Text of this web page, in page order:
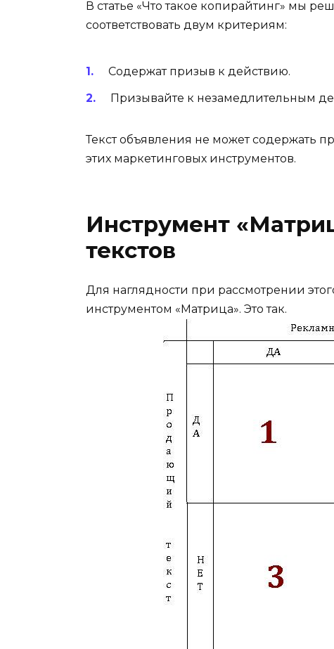
В статье «Что такое копирайтинг» мы
соответствовать двум критериям:
Содержат призыв к действию.
Призывайте к незамедлительным
Текст объявления не может содержать
этих маркетинговых инструментов.
Инструмент
текстов
Для наглядности при рассмотрении
инструментом «Матрица». Это так.